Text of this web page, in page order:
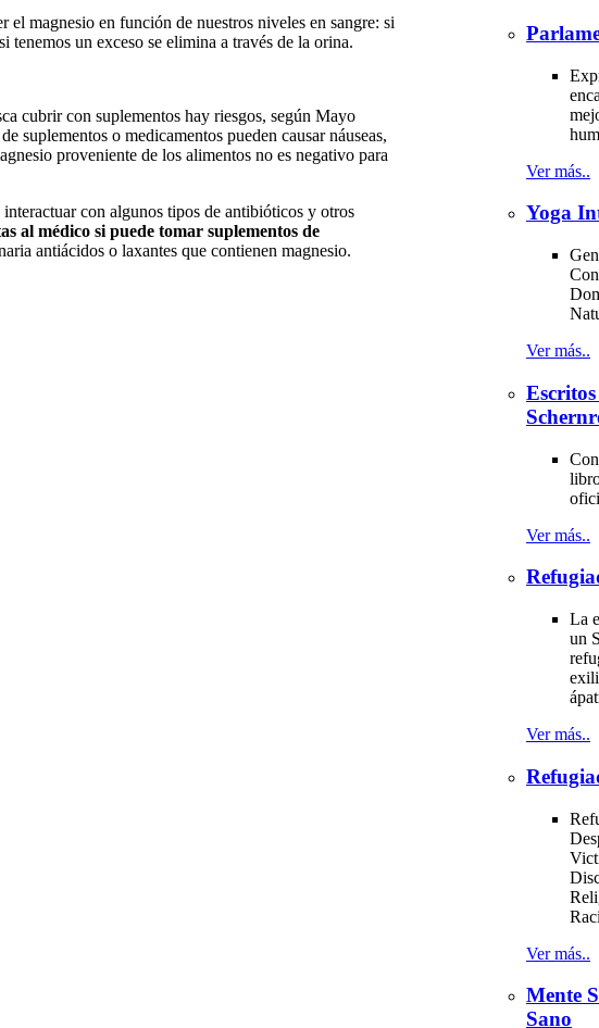
el magnesio en función de nuestros niveles en sangre: si
tenemos un exceso se elimina a través de la orina.
cubrir con suplementos hay riesgos, según Mayo
suplementos o medicamentos pueden causar náuseas,
proveniente de los alimentos no es negativo para
con algunos tipos de antibióticos y otros
al médico si puede tomar suplementos de
antiácidos o laxantes que contienen magnesio.
Ver más..
Yoga
Ver más..
Ver más..
La
un
Ver más..
Ver más..
Mente
Sano